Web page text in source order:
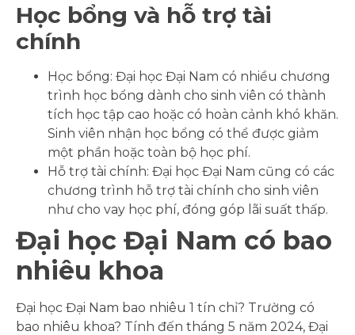
Học bổng và hỗ trợ tài
chính
Học bổng: Đại học Đại Nam có nhiều chương
trình học bổng dành cho sinh viên có thành
tích học tập cao hoặc có hoàn cảnh khó khăn.
Sinh viên nhận học bổng có thể được giảm
một phần hoặc toàn bộ học phí.
Hỗ trợ tài chính: Đại học Đại Nam cũng có các
chương trình hỗ trợ tài chính cho sinh viên
như cho vay học phí, đóng góp lãi suất thấp.
Đại học Đại Nam có bao
nhiêu khoa
Đại học Đại Nam bao nhiêu 1 tín chỉ? Trường có
bao nhiêu khoa? Tính đến tháng 5 năm 2024, Đại